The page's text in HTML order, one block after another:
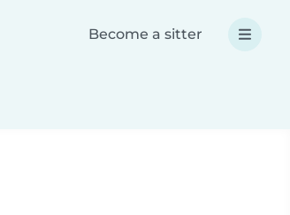
Become a sitter